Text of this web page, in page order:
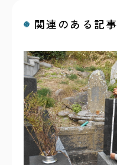
関連のある記事